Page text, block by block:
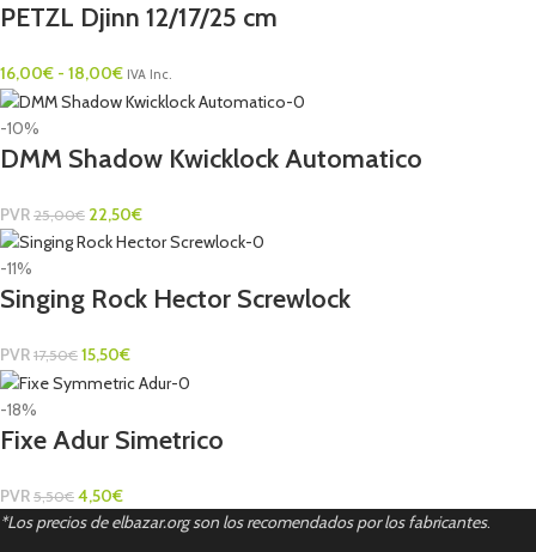
PETZL Djinn 12/17/25 cm
16,00€ - 18,00€ IVA Inc.
-10%
DMM Shadow Kwicklock Automatico
PVR 25,00€ 22,50€
-11%
Singing Rock Hector Screwlock
PVR 17,50€ 15,50€
-18%
Fixe Adur Simetrico
PVR 5,50€ 4,50€
*Los precios de elbazar.org son los recomendados por los fabricantes.